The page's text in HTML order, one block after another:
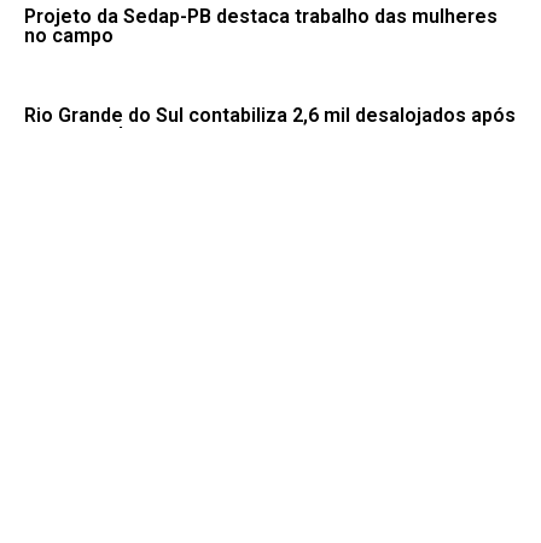
Projeto da Sedap-PB destaca trabalho das mulheres
no campo
Rio Grande do Sul contabiliza 2,6 mil desalojados após
tempestades